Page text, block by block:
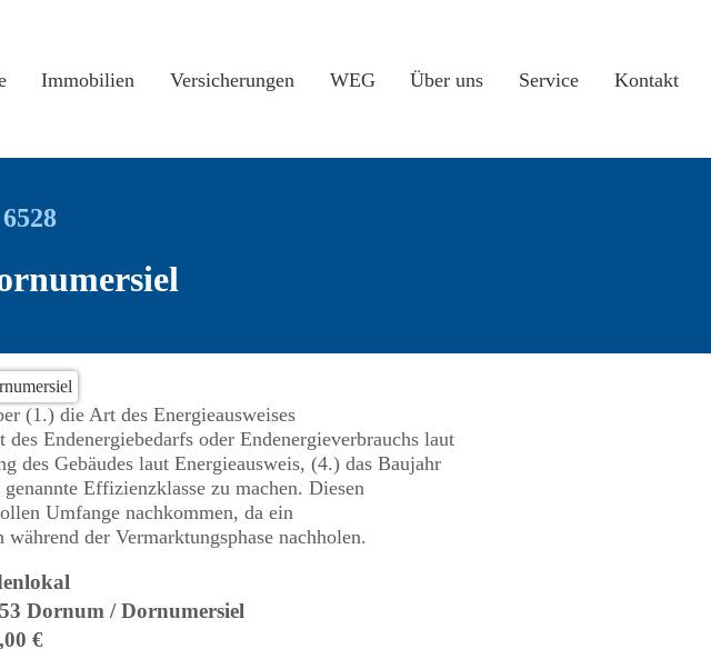
Immobilien Versicherungen WEG Über uns Service Kontakt
(1.) die Art des Energieausweises
Endenergiebedarfs oder Endenergieverbrauchs laut
des Gebäudes laut Energieausweis, (4.) das Baujahr
Effizienzklasse zu machen. Diesen
Umfange nachkommen, da ein
der Vermarktungsphase nachholen.
Dornum / Dornumersiel
€